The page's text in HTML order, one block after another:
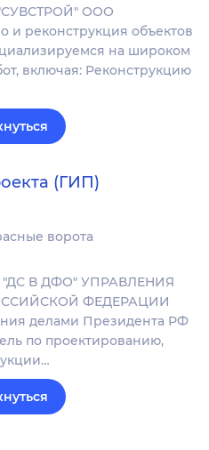
ООО
и реконструкция объектов
на широком
включая: Реконструкцию
(ГИП)
ворота
"ДС В ДФО" УПРАВЛЕНИЯ
ФЕДЕРАЦИИ
делами Президента РФ
по проектированию,